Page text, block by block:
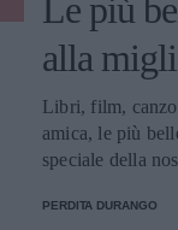
Le più
alla
Libri, film,
amica, le più
speciale della
PERDITA DURANGO